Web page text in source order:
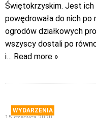
Świętokrzyskim. Jest
powędrowała do nich po
ogrodów działkowych
wszyscy dostali po
i… Read more »
WYDARZENIA